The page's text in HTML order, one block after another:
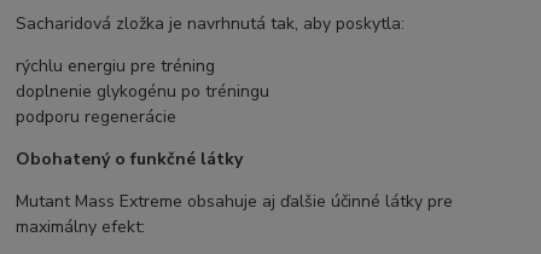
Sacharidová zložka je navrhnutá tak, aby poskytla:
rýchlu energiu pre tréning
doplnenie glykogénu po tréningu
podporu regenerácie
Obohatený o funkčné látky
Mutant Mass Extreme obsahuje aj ďalšie účinné látky pre
maximálny efekt: